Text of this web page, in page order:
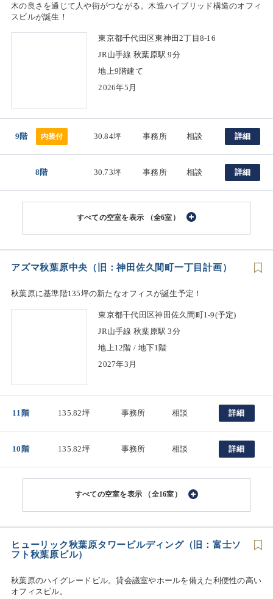
木の良さを通じて人や街がつながる。木造ハイブリッド構造のオフィ
スビルが誕生！
東京都千代田区東神田2丁目8-16
JR山手線 秋葉原駅 9分
地上9階建て
2026年5月
9階 内装付 30.84坪 事務所 相談 詳細
8階 30.73坪 事務所 相談 詳細
（全6室）
アズマ秋葉原中央（旧：神田佐久間町一丁目計画）
秋葉原に基準階135坪の新たなオフィスが誕生予定！
東京都千代田区神田佐久間町1-9(予定)
JR山手線 秋葉原駅 3分
地上12階 / 地下1階
2027年3月
11階 135.82坪 事務所 相談 詳細
10階 135.82坪 事務所 相談 詳細
（全16室）
ヒューリック秋葉原タワービルディング（旧：富士ソ
フト秋葉原ビル）
秋葉原のハイグレードビル。貸会議室やホールを備えた利便性の高い
オフィスビル。